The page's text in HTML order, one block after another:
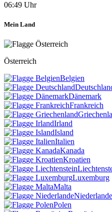
06:49 Uhr
Mein Land
Österreich
Belgien
Dänemark
Frankreich
Irland
Island
Italien
Kanada
Kroatien
Luxemburg
Malta
Niederlande
Polen